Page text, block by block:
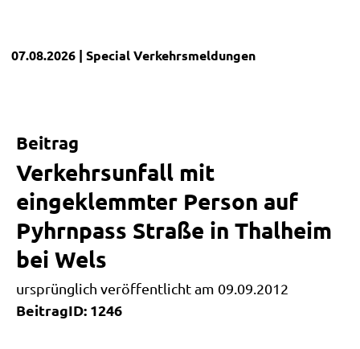
07.08.2026 | SpecialVerkehrsmeldungen
Beitrag
Verkehrsunfall mit
eingeklemmter Person auf
Pyhrnpass Straße in Thalheim
bei Wels
ursprünglich veröffentlicht am 09.09.2012
BeitragID: 1246